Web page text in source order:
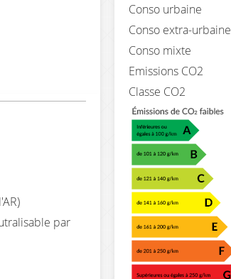
par
Conso urbaine
Conso extra-urbaine
Conso mixte
Emissions CO2
Classe CO2